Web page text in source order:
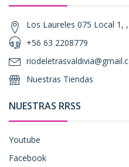
Los Laureles 075 Local 1,
+56 63 2208779
Nuestras Tiendas
NUESTRAS RRSS
Youtube
Facebook